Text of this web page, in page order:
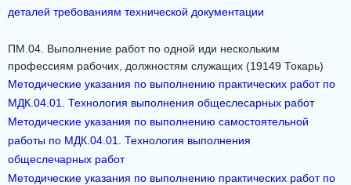
деталей требованиям технической документации
ПМ.04. Выполнение работ по одной иди нескольким
профессиям рабочих, должностям служащих (19149 Токарь)
Методические указания по выполнению практических работ по
МДК.04.01. Технология выполнения общеслесарных работ
Методические указания по выполнению самостоятельной
работы по МДК.04.01. Технология выполнения
общеслечарных работ
Методические указания по выполнению практических работ по